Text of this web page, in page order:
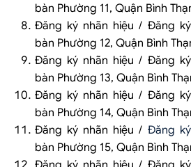
bàn Phường 11, Quận Bình
Đăng ký nhãn hiệu / Đăng
bàn Phường 12, Quận Bình
Đăng ký nhãn hiệu / Đăng
bàn Phường 13, Quận Bình
Đăng ký nhãn hiệu / Đăng
bàn Phường 14, Quận Bình
Đăng ký nhãn hiệu / Đăng
bàn Phường 15, Quận Bình